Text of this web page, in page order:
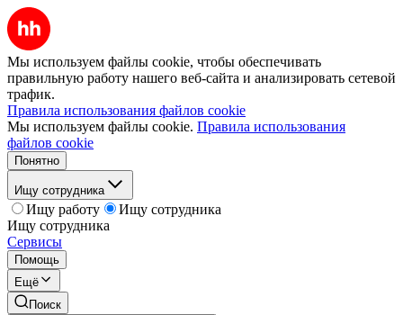
Мы используем файлы cookie, чтобы обеспечивать
правильную работу нашего веб-сайта и анализировать сетевой
трафик.
Правила использования файлов cookie
Мы используем файлы cookie. Правила использования
файлов cookie
Понятно
Ищу сотрудника
Ищу работу
Ищу сотрудника
Ищу сотрудника
Сервисы
Помощь
Ещё
Поиск